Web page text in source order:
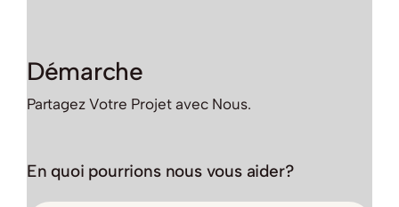
Démarche
Partagez Votre Projet avec Nous.
En quoi pourrions nous vous aider?